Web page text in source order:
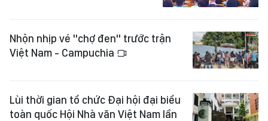
Nhộn nhịp vé "chợ đen" trước trận
Việt Nam - Campuchia
Lùi thời gian tổ chức Đại hội đại biểu
toàn quốc Hội Nhà văn Việt Nam lần